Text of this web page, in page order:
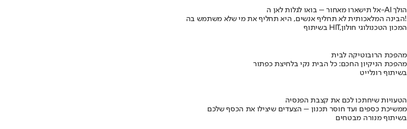
אל תישארו מאחור – בואו לגלות לאן ה-AI הולך
הבינה המלאכותית לא תחליף אנשים, היא תחליף את מי שלא משתמש בה!
בשיתוף HIT,המכון הטכנולוגי חולון
מהפכת הרובוטיקה לבית
מהפכת הניקיון החכם: כל הבית נקי בלחיצת כפתור
בשיתוף רונלייט
הטעויות שיחתכו לכם את קצבת הפנסיה
ממשיכת כספים ועד חוסר תכנון – הצעדים שיצילו את הכסף שלכם
בשיתוף מנורה מבטחים